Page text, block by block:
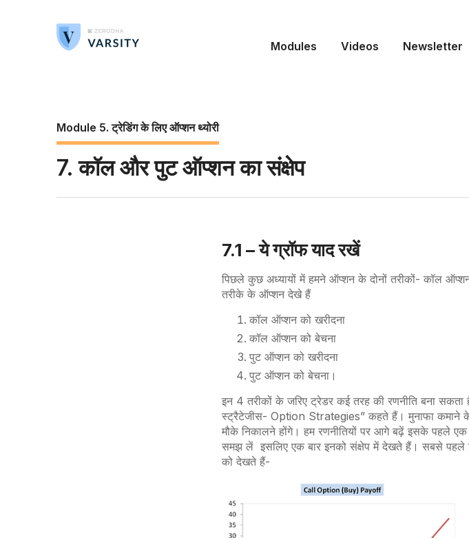
Modules Videos Newsletter
Module 5. ट्रेडिंग के लिए ऑप्शन थ्योरी
7. कॉल और पुट ऑप्शन का संक्षेप
7.1 – ये ग्रॉफ याद रखें
पिछले कुछ अध्यायों में हमने ऑप्शन के दोनों तरीकों- कॉल
तरीके के ऑप्शन देखे हैं
कॉल ऑप्शन को खरीदना
कॉल ऑप्शन को बेचना
पुट ऑप्शन को खरीदना
पुट ऑप्शन को बेचना।
इन 4 तरीकों के जरिए ट्रेडर कई तरह की रणनीति बना
स्ट्रैटेजीस- Option Strategies” कहते हैं। मुनाफा कमाने
मौके निकालने होंगे। हम रणनीतियों पर आगे बढ़ें इसके पहले
समझ लें इसलिए एक बार इनको संक्षेप में देखते हैं। सबसे
को देखते हैं-